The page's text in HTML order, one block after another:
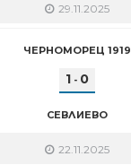
29.11.2025
ЧЕРНОМОРЕЦ 1919
1 - 0
СЕВЛИЕВО
22.11.2025